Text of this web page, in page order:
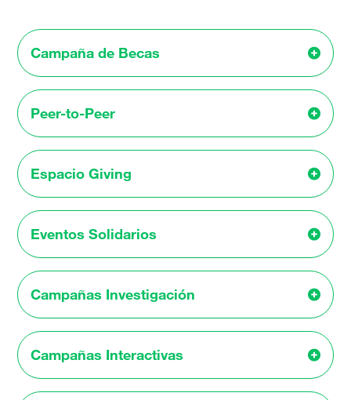
Campaña de Becas
Peer-to-Peer
Espacio Giving
Eventos Solidarios
Campañas Investigación
Campañas Interactivas